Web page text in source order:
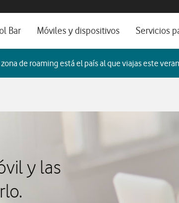
Bar Móviles y dispositivos
Catálogo de móviles
Ordenadores
Servicios
Servicios
Por ser
de roaming está el país al que viajas este
y las